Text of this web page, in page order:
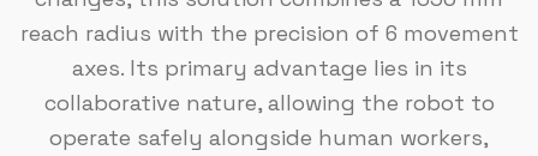
reach radius with the precision of 6 movement
axes. Its primary advantage lies in its
collaborative nature, allowing the robot to
operate safely alongside human workers,